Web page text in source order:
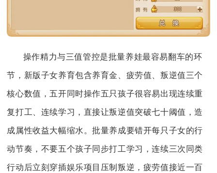
操作精力与三值管控是批量养娃最容易翻车的环
节，新版子女养育包含养育金、疲劳值、叛逆值三个
核心数值，五开同时操作五只孩子很容易出现连续重
复打工、连续学习，直接让叛逆值突破七十阈值，造
成属性收益大幅缩水。批量养成要错开每只子女的行
动节奏，不要五个孩子同步打工学习，连续三次同类
行动后立刻穿插娱乐项目压制叛逆，疲劳值接近一百